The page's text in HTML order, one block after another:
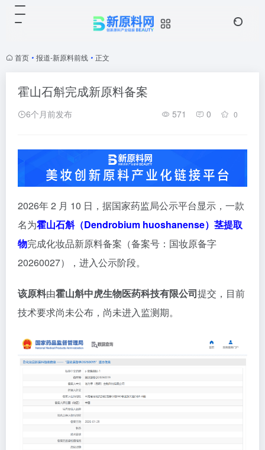
首页 • 报道-新原料前线 • 正文
霍山石斛完成新原料备案
6个月前发布 571 0 0
2026年 2 月 10 日，据国家药监局公示平台显示，一款
名为霍山石斛（Dendrobium huoshanense）茎提取
物完成化妆品新原料备案（备案号：国妆原备字
20260027）， 进入公示阶段。
该原料由霍山斛中虎生物医药科技有限公司提交，目前
技术要求尚未公布，尚未进入监测期。